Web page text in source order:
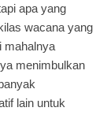
apa yang
wacana yang
mahalnya
menimbulkan
lain untuk